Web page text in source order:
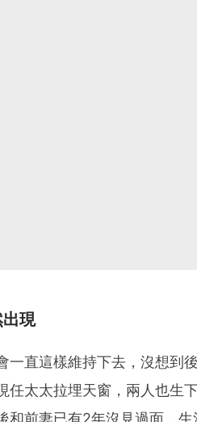
現
一直這樣維持下去，沒想到
任太太拉埋天窗，兩人也生
和前妻已有2年沒見過面，